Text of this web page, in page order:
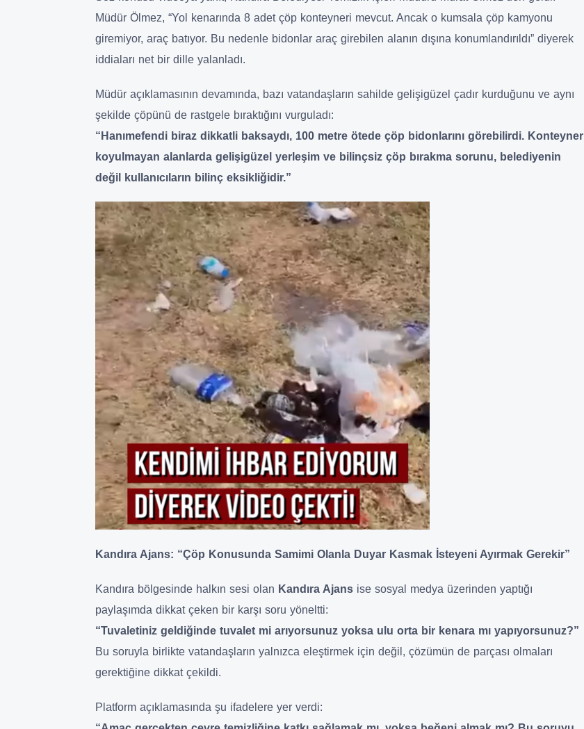
Müdür Ölmez, “Yol kenarında 8 adet çöp konteyneri mevcut. Ancak o kumsala çöp kamyonu
giremiyor, araç batıyor. Bu nedenle bidonlar araç girebilen alanın dışına konumlandırıldı” diyerek
iddiaları net bir dille yalanladı.
Müdür açıklamasının devamında, bazı vatandaşların sahilde gelişigüzel çadır kurduğunu ve aynı
şekilde çöpünü de rastgele bıraktığını vurguladı:
“Hanımefendi biraz dikkatli baksaydı, 100 metre ötede çöp bidonlarını görebilirdi. Konteyner
koyulmayan alanlarda gelişigüzel yerleşim ve bilinçsiz çöp bırakma sorunu, belediyenin
değil kullanıcıların bilinç eksikliğidir.”
Kandıra Ajans: “Çöp Konusunda Samimi Olanla Duyar Kasmak İsteyeni Ayırmak Gerekir”
Kandıra bölgesinde halkın sesi olan Kandıra Ajans ise sosyal medya üzerinden yaptığı
paylaşımda dikkat çeken bir karşı soru yöneltti:
“Tuvaletiniz geldiğinde tuvalet mi arıyorsunuz yoksa ulu orta bir kenara mı yapıyorsunuz?”
Bu soruyla birlikte vatandaşların yalnızca eleştirmek için değil, çözümün de parçası olmaları
gerektiğine dikkat çekildi.
Platform açıklamasında şu ifadelere yer verdi: